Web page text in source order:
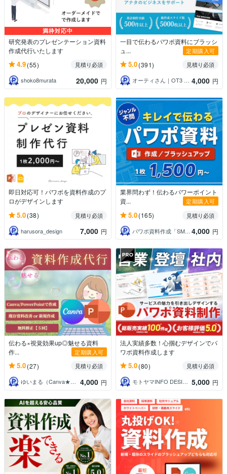
満枠対応中
研究発表のプレゼンテーション資料
作成代行いたします
4.9(55)
見積り必須
shoko8murata
20,000 円
一目で伝わるパワポ資料にブラッシ
ュ...
定期購入可
5.0(391)
見積り必須
オーティさん｜OT3 Creative 4,000 円
即日対応可！パワポを資料作成のプ
ロがデザインします
5.0(38)
見積り必須
harusora_design
7,000 円
業界問わず！伝わるパワーポイント
資...
定期購入可
5.0(165)
見積り必須
パワポ資料作成「SMART」 4,000 円
伝わる×視覚効果up◎魅せる資料
作...
定期購入可
5.0(27)
見積り必須
ゆいまる（Canva★デザイナー） 4,000 円
法人実績多数！心掴むデザインでパ
ワポ資料作成します
5.0(80)
見積り必須
モトヤマINFO DESIGN MART 5,000 円